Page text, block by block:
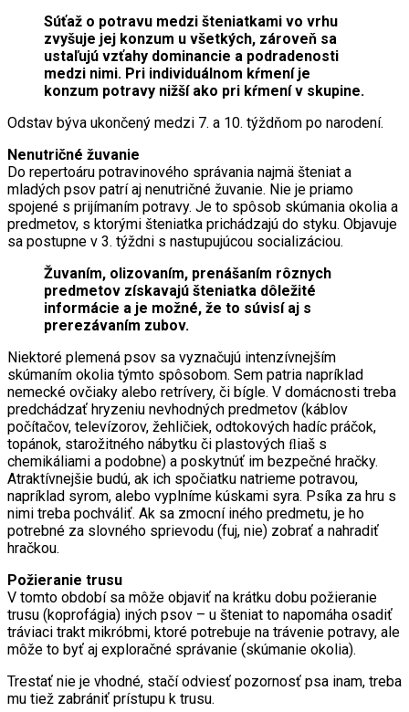
Súťaž o potravu medzi šteniatkami vo vrhu
zvyšuje jej konzum u všetkých, zároveň sa
ustaľujú vzťahy dominancie a podradenosti
medzi nimi. Pri individuálnom kŕmení je
konzum potravy nižší ako pri kŕmení v skupine.
Odstav býva ukončený medzi 7. a 10. týždňom po narodení.
Nenutričné žuvanie
Do repertoáru potravinového správania najmä šteniat a
mladých psov patrí aj nenutričné žuvanie. Nie je priamo
spojené s prijímaním potravy. Je to spôsob skúmania okolia a
predmetov, s ktorými šteniatka prichádzajú do styku. Objavuje
sa postupne v 3. týždni s nastupujúcou socializáciou.
Žuvaním, olizovaním, prenášaním rôznych
predmetov získavajú šteniatka dôležité
informácie a je možné, že to súvisí aj s
prerezávaním zubov.
Niektoré plemená psov sa vyznačujú intenzívnejším
skúmaním okolia týmto spôsobom. Sem patria napríklad
nemecké ovčiaky alebo retrívery, či bígle. V domácnosti treba
predchádzať hryzeniu nevhodných predmetov (káblov
počítačov, televízorov, žehličiek, odtokových hadíc práčok,
topánok, starožitného nábytku či plastových ﬂiaš s
chemikáliami a podobne) a poskytnúť im bezpečné hračky.
Atraktívnejšie budú, ak ich spočiatku natrieme potravou,
napríklad syrom, alebo vyplníme kúskami syra. Psíka za hru s
nimi treba pochváliť. Ak sa zmocní iného predmetu, je ho
potrebné za slovného sprievodu (fuj, nie) zobrať a nahradiť
hračkou.
Požieranie trusu
V tomto období sa môže objaviť na krátku dobu požieranie
trusu (koprofágia) iných psov – u šteniat to napomáha osadiť
tráviaci trakt mikróbmi, ktoré potrebuje na trávenie potravy, ale
môže to byť aj exploračné správanie (skúmanie okolia).
Trestať nie je vhodné, stačí odviesť pozornosť psa inam, treba
mu tiež zabrániť prístupu k trusu.